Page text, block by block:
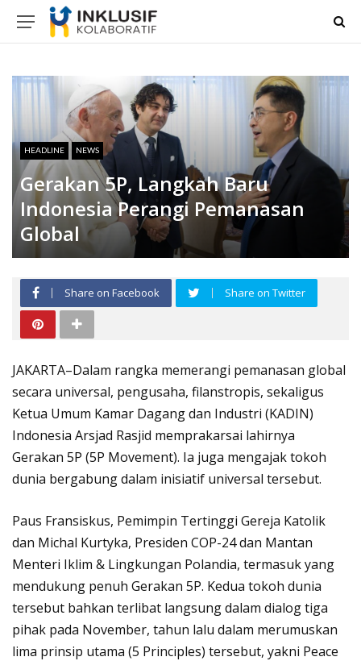
HEADLINE NEWS
Gerakan 5P, Langkah Baru
Indonesia Perangi Pemanasan
Global
Share on Facebook Share on Twitter
JAKARTA–Dalam rangka memerangi pemanasan global
secara universal, pengusaha, filanstropis, sekaligus
Ketua Umum Kamar Dagang dan Industri (KADIN)
Indonesia Arsjad Rasjid memprakarsai lahirnya
Gerakan 5P (5P Movement). Ia juga mengajak tokoh
dunia bergabung dalam inisiatif universal tersebut.
Paus Fransiskus, Pemimpin Tertinggi Gereja Katolik
dan Michal Kurtyka, Presiden COP-24 dan Mantan
Menteri Iklim & Lingkungan Polandia, termasuk yang
mendukung penuh Gerakan 5P. Kedua tokoh dunia
tersebut bahkan terlibat langsung dalam dialog tiga
pihak pada November, tahun lalu dalam merumuskan
lima prinsip utama (5 Principles) tersebut, yakni Peace